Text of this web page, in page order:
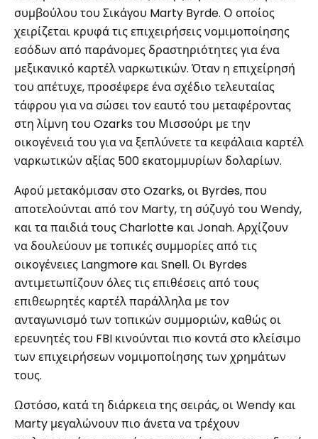
συμβούλου του Σικάγου Marty Byrde. Ο οποίος
χειρίζεται κρυφά τις επιχειρήσεις νομιμοποίησης
εσόδων από παράνομες δραστηριότητες για ένα
μεξικανικό καρτέλ ναρκωτικών. Όταν η επιχείρησή
του απέτυχε, προσέφερε ένα σχέδιο τελευταίας
τάφρου για να σώσει τον εαυτό του μεταφέροντας
στη λίμνη του Ozarks του Μισσούρι με την
οικογένειά του για να ξεπλύνετε τα κεφάλαια καρτέλ
ναρκωτικών αξίας 500 εκατομμυρίων δολαρίων.
Αφού μετακόμισαν στο Ozarks, οι Byrdes, που
αποτελούνται από τον Marty, τη σύζυγό του Wendy,
και τα παιδιά τους Charlotte και Jonah. Αρχίζουν
να δουλεύουν με τοπικές συμμορίες από τις
οικογένειες Langmore και Snell. Οι Byrdes
αντιμετωπίζουν όλες τις επιθέσεις από τους
επιθεωρητές καρτέλ παράλληλα με τον
ανταγωνισμό των τοπικών συμμοριών, καθώς οι
ερευνητές του FBI κινούνται πιο κοντά στο κλείσιμο
των επιχειρήσεων νομιμοποίησης των χρημάτων
τους.
Ωστόσο, κατά τη διάρκεια της σειράς, οι Wendy και
Marty μεγαλώνουν πιο άνετα να τρέχουν